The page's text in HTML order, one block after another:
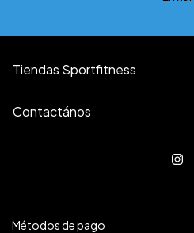
Tiendas Sportfitness
Contactános
Métodos de pago